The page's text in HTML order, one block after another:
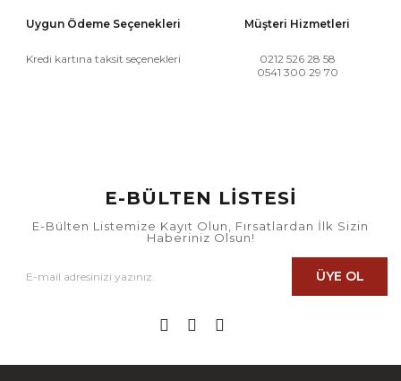
Uygun Ödeme Seçenekleri
Kredi kartına taksit seçenekleri
Müşteri Hizmetleri
0212 526 28 58
0541 300 29 70
E-BÜLTEN LİSTESİ
E-Bülten Listemize Kayıt Olun, Fırsatlardan İlk Sizin
Haberiniz Olsun!
ÜYE OL